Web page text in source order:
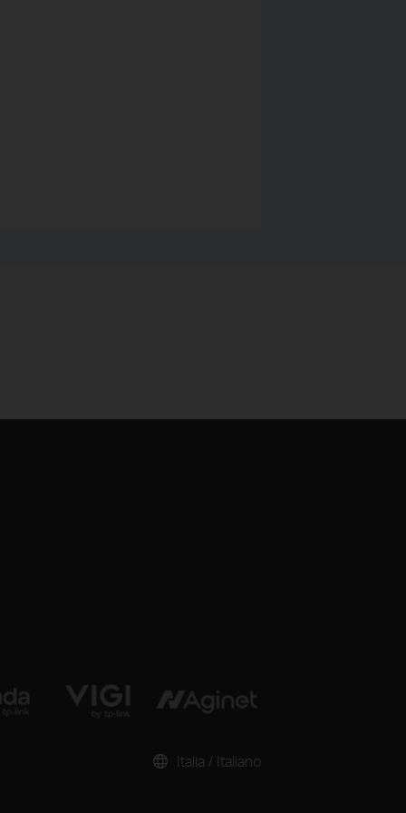
Italia / Italiano